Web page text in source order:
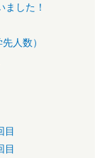
した！
人数）
目
目